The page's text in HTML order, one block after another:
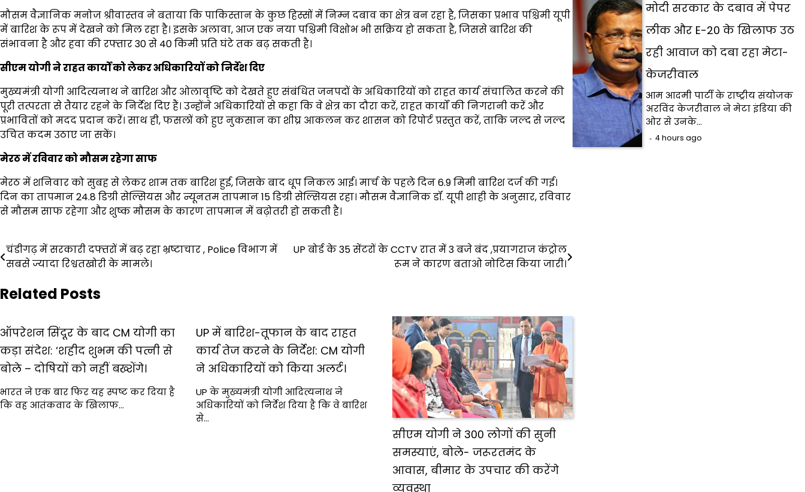
मौसम वैज्ञानिक मनोज श्रीवास्तव ने बताया कि पाकिस्तान के कुछ हिस्सों में निम्न दबाव का क्षेत्र बन रहा है, जिसका प्रभाव पश्चिमी यूपी
में बारिश के रूप में देखने को मिल रहा है। इसके अलावा, आज एक नया पश्चिमी विक्षोभ भी सक्रिय हो सकता है, जिससे बारिश की
संभावना है और हवा की रफ्तार 30 से 40 किमी प्रति घंटे तक बढ़ सकती है।
सीएम योगी ने राहत कार्यों को लेकर अधिकारियों को निर्देश दिए
मुख्यमंत्री योगी आदित्यनाथ ने बारिश और ओलावृष्टि को देखते हुए संबंधित जनपदों के अधिकारियों को राहत कार्य संचालित करने की
पूरी तत्परता से तैयार रहने के निर्देश दिए हैं। उन्होंने अधिकारियों से कहा कि वे क्षेत्र का दौरा करें, राहत कार्यों की निगरानी करें और
प्रभावितों को मदद प्रदान करें। साथ ही, फसलों को हुए नुकसान का शीघ्र आकलन कर शासन को रिपोर्ट प्रस्तुत करें, ताकि जल्द से जल्द
उचित कदम उठाए जा सकें।
मेरठ में रविवार को मौसम रहेगा साफ
मेरठ में शनिवार को सुबह से लेकर शाम तक बारिश हुई, जिसके बाद धूप निकल आई। मार्च के पहले दिन 6.9 मिमी बारिश दर्ज की गई।
दिन का तापमान 24.8 डिग्री सेल्सियस और न्यूनतम तापमान 15 डिग्री सेल्सियस रहा। मौसम वैज्ञानिक डॉ. यूपी शाही के अनुसार, रविवार
से मौसम साफ रहेगा और शुष्क मौसम के कारण तापमान में बढ़ोतरी हो सकती है।
Post
navigation
चंडीगढ़ में सरकारी दफ्तरों में बढ़ रहा भ्रष्टाचार , Police विभाग में
सबसे ज्यादा रिश्वतखोरी के मामले।
UP बोर्ड के 35 सेंटरों के CCTV रात में 3 बजे बंद ,प्रयागराज कंट्रोल
रूम ने कारण बताओ नोटिस किया जारी।
Related Posts
ऑपरेशन सिंदूर के बाद CM योगी का
कड़ा संदेश: ‘शहीद शुभम की पत्नी से
बोले – दोषियों को नहीं बख्शेंगे।
भारत ने एक बार फिर यह स्पष्ट कर दिया है
कि वह आतंकवाद के खिलाफ…
UP में बारिश-तूफान के बाद राहत
कार्य तेज करने के निर्देश: CM योगी
ने अधिकारियों को किया अलर्ट।
UP के मुख्यमंत्री योगी आदित्यनाथ ने
अधिकारियों को निर्देश दिया है कि वे बारिश
से…
सीएम योगी ने 300 लोगों की सुनी
समस्याएं, बोले- जरूरतमंद के
आवास, बीमार के उपचार की करेंगे
व्यवस्था
मोदी सरकार के दबाव में पेपर
लीक और E-20 के खिलाफ उठ
रही आवाज को दबा रहा मेटा-
केजरीवाल
आम आदमी पार्टी के राष्ट्रीय संयोजक
अरविंद केजरीवाल ने मेटा इंडिया की
ओर से उनके…
4 hours ago